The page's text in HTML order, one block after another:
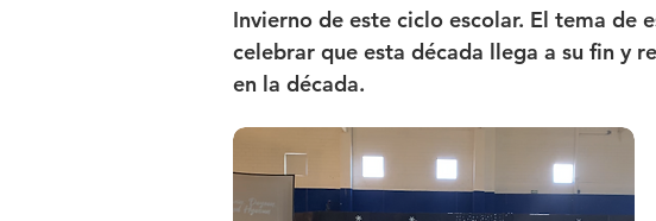
Invierno de este ciclo escolar. El tema de
celebrar que esta década llega a su fin y
en la década.